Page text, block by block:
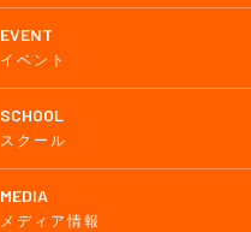
EVENT
イベント
SCHOOL
スクール
MEDIA
メディア情報